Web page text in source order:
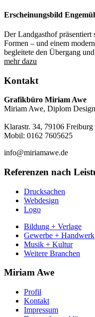
Erscheinungsbild
Der Landgasthof präsentiert
Formen – und einem
begleitete den Übergang
mehr dazu
Kontakt
Grafikbüro Miriam Awe
Miriam Awe, Diplom
Klarastr. 34, 79106 Freiburg
Mobil: 0162 7605625
info@miriamawe.de
Referenzen nach
Drucksachen
Webdesign
Logo
Bildung + Verlage
Gewerbe + Handwerk
Musik + Kultur
Weitere Branchen
Miriam Awe
Profil
Kontakt
Impressum